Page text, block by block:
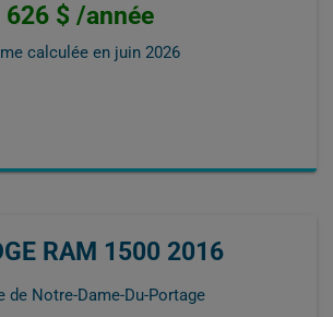
626 $ /année
calculée en juin 2026
RAM 1500 2016
de Notre-Dame-Du-Portage